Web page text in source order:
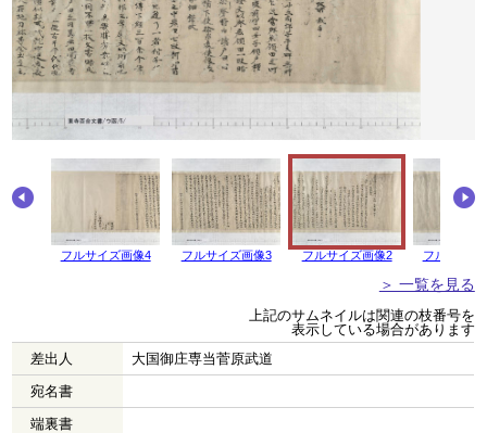
フルサイズ画像4 フルサイズ画像3 フルサイズ画像2 フルサイズ
＞ 一覧を見る
上記のサムネイルは関連の枝番号を
表示している場合があります
差出人
大国御庄専当菅原武道
宛名書
端裏書